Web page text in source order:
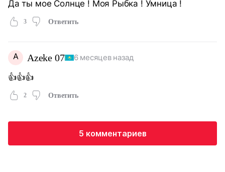
Да ты мое Солнце ! Моя Рыбка ! Умница !
3 Ответить
A Azeke 07 6 месяцев назад
👍👍👍
2 Ответить
5 комментариев